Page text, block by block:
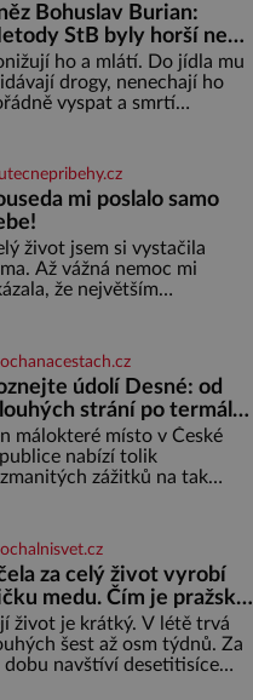
Bohuslav Burian:
StB byly horší než
trýznění
ho a mlátí. Do jídla mu
drogy, nenechají ho
vyspat a smrtí
podepíše všechno,
po něm chtějí. Svým
jim potvrdí také to, že
něj během výslechů nikdo
fyzický ani psychický
Syn brněnského řezníka
být knězem a
mi poslalo samo
život jsem si vystačila
Až vážná nemoc mi
že největším
podat pomocnou ruku.
jsem byla spíš
Nepotřebovala jsem
sebe partu kamarádek
partnera. Stačily mi knihy,
a hlavně klid. Hned po
jsem odešla z rodného
údolí Desné: od
strání po termální
málokteré místo v České
nabízí tolik
zážitků na tak
dne můžete
do útrob jedné z
vodních
v Evropě, vydat se na
hřebeny, projet se na
a den zakončit
památek ve
za celý život vyrobí
medu. Čím je pražský
ze střech tak ceněný?
život je krátký. V létě trvá
šest až osm týdnů. Za
dobu navštíví desetitisíce